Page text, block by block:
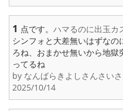
1 点です。 ハマるのに出玉カ
シンフォと大差無いはずな
ろね、おまかせ無いから地獄
ってるね
by なんばらきよしさんさい
2025/10/14